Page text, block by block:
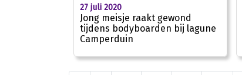
27 juli 2020
Jong meisje raakt gewond
tijdens bodyboarden bij lagune
Camperduin